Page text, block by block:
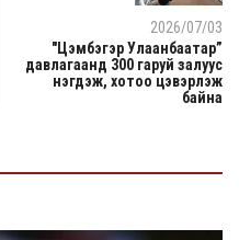
2026/07/03
"Цэмбэгэр Улаанбаатар”
давлагаанд 300 гаруй залуус
нэгдэж, хотоо цэвэрлэж
байна